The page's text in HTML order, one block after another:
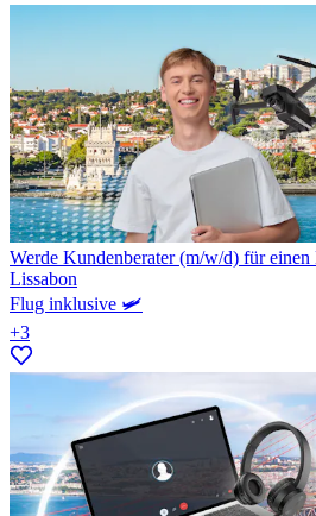
Werde Kundenberater (m/w/d) für einen
Lissabon
Flug inklusive 🛩️
+3